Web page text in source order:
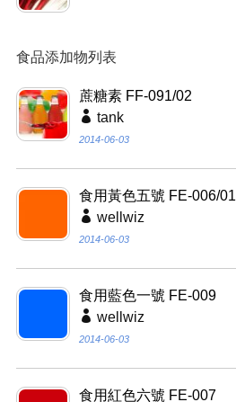
食品添加物列表
蔗糖素 FF-091/02
tank
2014-06-03
食用黃色五號 FE-006/01
wellwiz
2014-06-03
食用藍色一號 FE-009
wellwiz
2014-06-03
食用紅色六號 FE-007